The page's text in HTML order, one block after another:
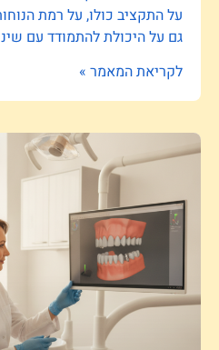
על התקציב כולו, על רמת
גם על היכולת להתמודד עם
לקריאת המאמר »